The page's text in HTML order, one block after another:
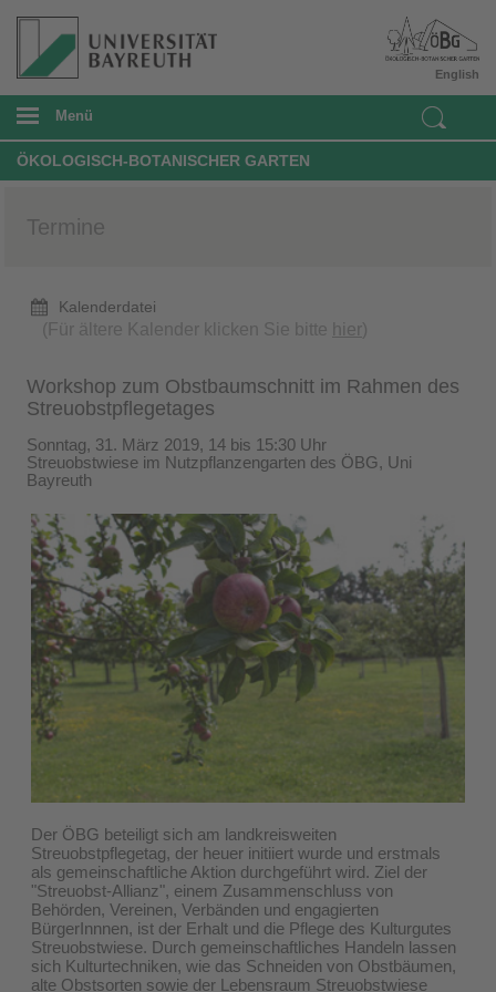
English
Menü
ÖKOLOGISCH-BOTANISCHER GARTEN
Termine
Kalenderdatei
(Für ältere Kalender klicken Sie bitte hier)
Workshop zum Obstbaumschnitt im Rahmen des
Streuobstpflegetages
Sonntag, 31. März 2019, 14 bis 15:30 Uhr
Streuobstwiese im Nutzpflanzengarten des ÖBG, Uni
Bayreuth
Der ÖBG beteiligt sich am landkreisweiten
Streuobstpflegetag, der heuer initiiert wurde und erstmals
als gemeinschaftliche Aktion durchgeführt wird. Ziel der
"Streuobst-Allianz", einem Zusammenschluss von
Behörden, Vereinen, Verbänden und engagierten
BürgerInnnen, ist der Erhalt und die Pflege des Kulturgutes
Streuobstwiese. Durch gemeinschaftliches Handeln lassen
sich Kulturtechniken, wie das Schneiden von Obstbäumen,
alte Obstsorten sowie der Lebensraum Streuobstwiese